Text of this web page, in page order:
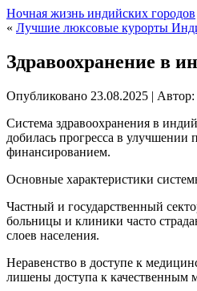
Ночная жизнь индийских городов
« Лучшие люксовые курорты
Здравоохранение в
Опубликовано 23.08.2025 | Автор:
Система здравоохранения в
добилась прогресса в улучшении
финансированием.
Основные характеристики
Частный и государственный
больницы и клиники часто
слоев населения.
Неравенство в доступе к
лишены доступа к качественным